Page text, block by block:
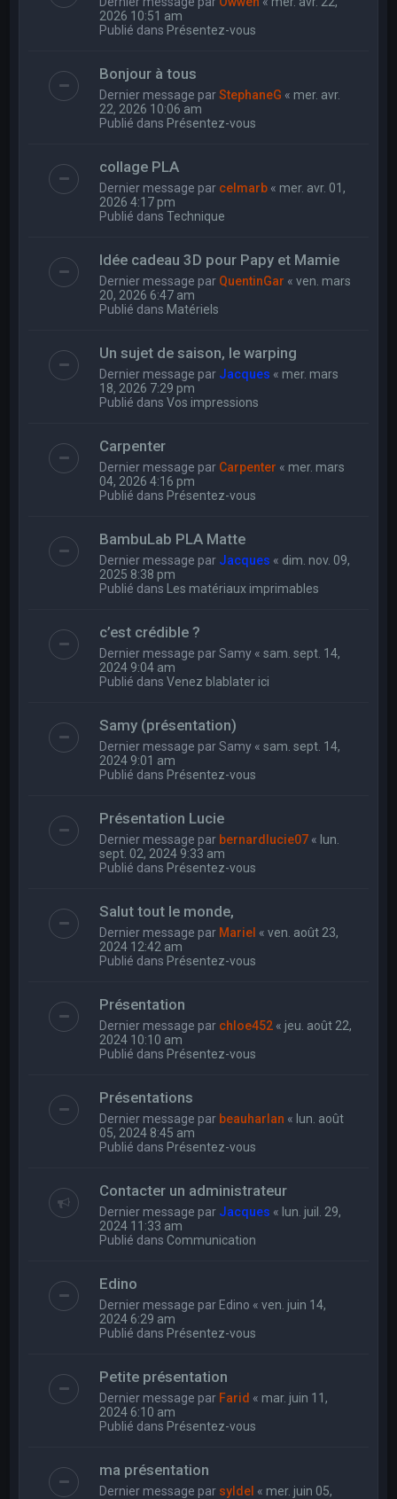
2026 10:51 am
Publié dans Présentez-vous
Bonjour à tous
Dernier message parStephaneG « mer. avr.
22, 2026 10:06 am
Publié dans Présentez-vous
collage PLA
Dernier message par celmarb « mer. avr. 01,
2026 4:17 pm
Publié dansTechnique
Idée cadeau 3D pour Papy et Mamie
Dernier message par QuentinGar «ven. mars
20, 2026 6:47 am
Publié dans Matériels
Un sujet de saison, le warping
Dernier message par Jacques « mer. mars
18, 2026 7:29 pm
Publié dansVos impressions
Carpenter
Dernier message par Carpenter « mer. mars
04, 2026 4:16 pm
Publié dans Présentez-vous
BambuLab PLA Matte
Dernier message par Jacques « dim. nov. 09,
2025 8:38 pm
Publié dans Les matériaux imprimables
c’est crédible ?
Dernier message parSamy «sam. sept. 14,
2024 9:04 am
Publié dansVenez blablater ici
Samy (présentation)
Dernier message parSamy «sam. sept. 14,
2024 9:01 am
Publié dans Présentez-vous
Présentation Lucie
Dernier message par bernardlucie07 « lun.
sept. 02, 2024 9:33 am
Publié dans Présentez-vous
Salut tout le monde,
Dernier message par Mariel «ven. août 23,
2024 12:42 am
Publié dans Présentez-vous
Présentation
Dernier message par chloe452 « jeu. août 22,
2024 10:10 am
Publié dans Présentez-vous
Présentations
Dernier message par beauharlan « lun. août
05, 2024 8:45 am
Publié dans Présentez-vous
Contacter un administrateur
Dernier message par Jacques « lun. juil. 29,
2024 11:33 am
Publié dans Communication
Edino
Dernier message par Edino «ven. juin 14,
2024 6:29 am
Publié dans Présentez-vous
Petite présentation
Dernier message par Farid « mar. juin 11,
2024 6:10 am
Publié dans Présentez-vous
ma présentation
Dernier message par syldel « mer. juin 05,